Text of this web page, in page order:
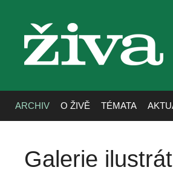
živa
ARCHIV O ŽIVĚ TÉMATA
Galerie